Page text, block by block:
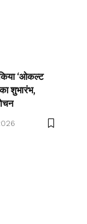
‘ओकल्ट
शुभारंभ,